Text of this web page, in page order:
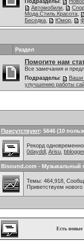
Автомобили
Мода.Стиль.Красота
Беседка
Юмор
Раздел
Помогите нам
Все замечания и
Подразделы: Ваши
улучшению работы
Присутствуют: 5646 (10
Рекорд
0dayddl Arisu
Bisound.com - Музыкальный
Темы: 464,918,
Приветствуем нового
Есть новые